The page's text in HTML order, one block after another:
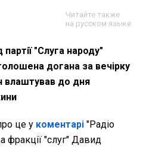
Читайте также
на русском языке
"Слуга народу"
догана за вечірку
влаштував до дня
це у коментарі "Радіо
фракції "слуг" Давид